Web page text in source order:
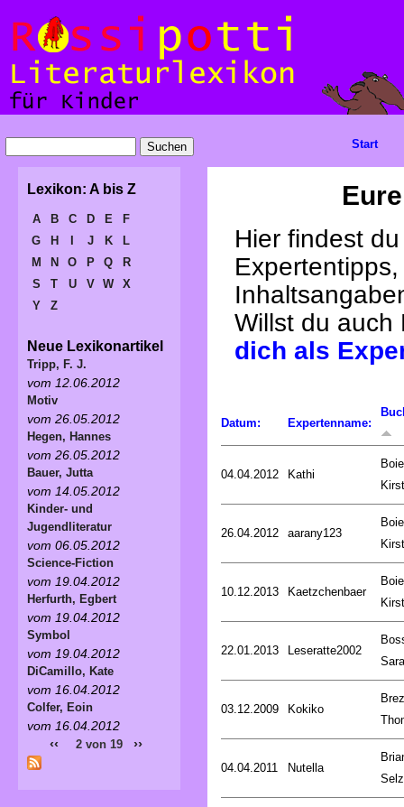
Hier findest
Willst du
dich als
Datum: Expertenname:
04.04.2012 Kathi
26.04.2012 aarany123
10.12.2013 Kaetzchenbaer
22.01.2013 Leseratte2002
03.12.2009 Kokiko
04.04.2011 Nutella
Start
Lexikon: A bis Z
A B C D E
F
G
H J K
L
M
N O P Q
R
S
T U V W
X
Y
Z
Neue Lexikonartikel
Tripp, F. J.
vom 12.06.2012
Motiv
vom 26.05.2012
Hegen, Hannes
vom 26.05.2012
Bauer, Jutta
vom 14.05.2012
Kinder- und
Jugendliteratur
vom 06.05.2012
Science-Fiction
vom 19.04.2012
Herfurth, Egbert
vom 19.04.2012
Symbol
vom 19.04.2012
DiCamillo, Kate
vom 16.04.2012
Colfer, Eoin
vom 16.04.2012
‹‹ 2 von 19 ››